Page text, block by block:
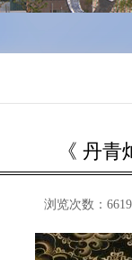
《 丹
浏览次数：